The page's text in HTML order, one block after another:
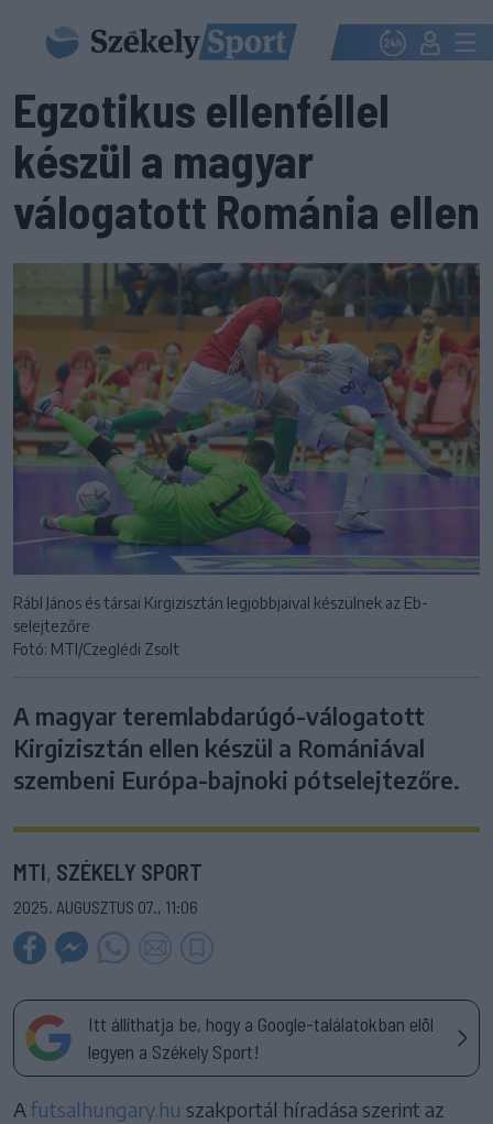
Egzotikus ellenféllel
készül a magyar
válogatott Románia ellen
Rábl János és társai Kirgizisztán legjobbjaival készülnek az Eb-
selejtezőre
Fotó: MTI/Czeglédi Zsolt
A magyar teremlabdarúgó-válogatott
Kirgizisztán ellen készül a Romániával
szembeni Európa-bajnoki pótselejtezőre.
MTI, SZÉKELY SPORT
2025. AUGUSZTUS 07., 11:06
Itt állíthatja be, hogy a Google-találatokban elöl
legyen a Székely Sport!
A futsalhungary.hu szakportál híradása szerint az